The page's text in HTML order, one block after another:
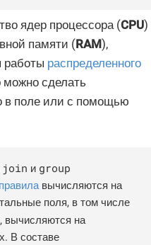
ядер процессора (CPU)
памяти (RAM),
распределенного
можно сделать
в поле или с помощью
join и group
вычисляются на
поля, в том числе
, вычисляются на
В составе